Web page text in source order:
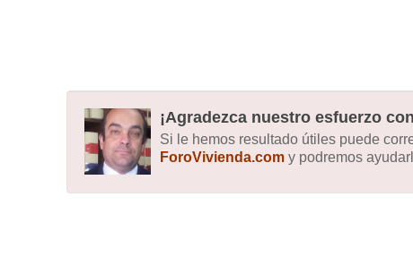
¡Agradezca nuestro esfuerzo
Si le hemos resultado útiles puede
ForoVivienda.com y podremos